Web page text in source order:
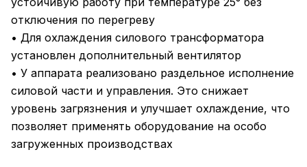
отключения по перегреву
• Для охлаждения силового трансформатора
установлен дополнительный вентилятор
• У аппарата реализовано раздельное исполнение
силовой части и управления. Это снижает
уровень загрязнения и улучшает охлаждение, что
позволяет применять оборудование на особо
загруженных производствах